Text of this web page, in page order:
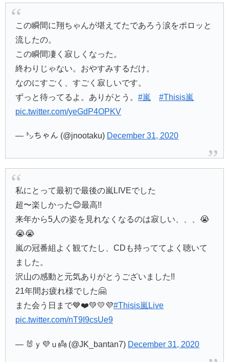
この瞬間に翔ちゃんが堪えてたであろう涙をポロッと
流したの。
この瞬間凄く寂しくなった。
終わりじゃない。おやすみするだけ。
なのにすごく、すごく寂しいです。
ずっと待ってるよ。ありがとう。#嵐
#Thisis嵐
pic.twitter.com/yeGdP4OPKV
— ㌧ちゃん (@jnootaku) December 31, 2020
私にとって最初で最後の嵐LIVEでした
超〜楽しかった😊最高!!
来年から5人の姿を見れなくなるのは寂しい、、、😭
😭😭
嵐の冠番組よく観てたし、CDも持っててよく聴いて
ました。
沢山の感動と元気ありがとうございました!!
21年間お疲れ様でした🤗
また会う日まで💙❤️💚💛💜#Thisis嵐Live
pic.twitter.com/nT9I9csUe9
— 🐰ｙ💜ｕ👼 (@JK_bantan7) December 31, 2020